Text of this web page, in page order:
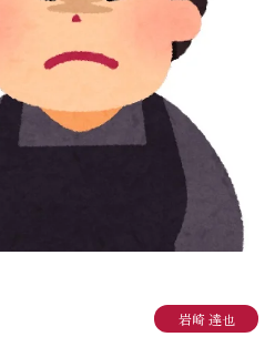
気持ちもゆったりと
誌
デザインダイアリー
石渡 秀樹：建築士日記
陳 鵬：陳道中
イズム継承者の気づき
岩崎 達也